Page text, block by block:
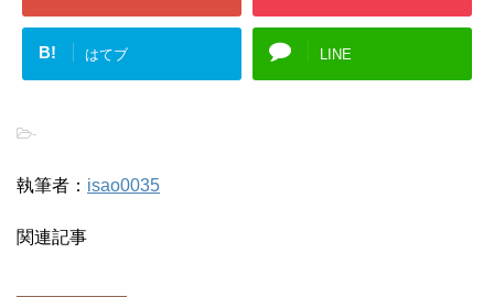
B! はてブ LINE
-
執筆者： isao0035
関連記事